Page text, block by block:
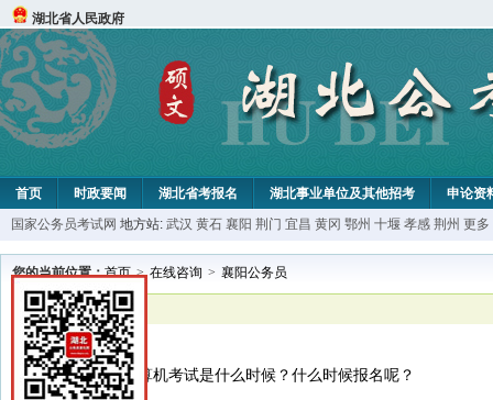
湖北省人民政府
首页 时政要闻 湖北省考报名 湖北事业单位及其他招考
申论资
国家公务员考试网 地方站: 武汉 黄石 襄阳 荆门 宜昌 黄冈 鄂州 十堰 孝感 荆州 更多
您的当前位置：首页 > 在线咨询 > 襄阳公务员
已解决
襄阳公务员
您好！最近的计算机考试是什么时候？什么时候报名呢？